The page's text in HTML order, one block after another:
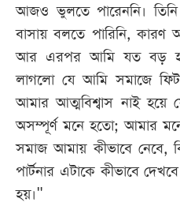
আজও ভুলতে পারেননি।
বাসায় বলতে পারিনি, কারণ
আর এরপর আমি যত বড়
লাগলো যে আমি সমাজে
আমার আত্মবিশ্বাস নাই
অসম্পূর্ণ মনে হতো; আমার
সমাজ আমায় কীভাবে নেবে,
পার্টনার এটাকে কীভাবে
হয়।"